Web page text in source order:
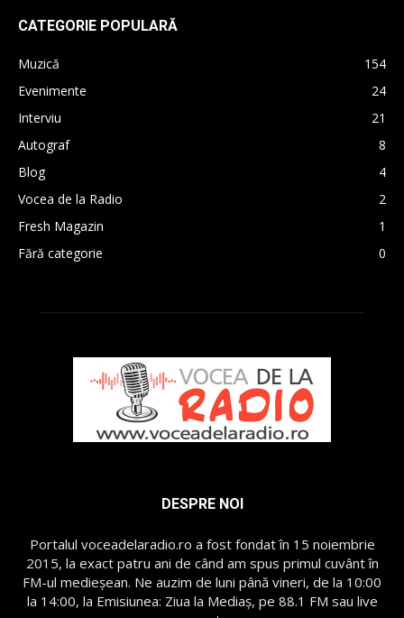
CATEGORIE POPULARĂ
Muzică
154
Evenimente
24
Interviu
21
Autograf
8
Blog
4
Vocea de la Radio
2
Fresh Magazin
1
Fără categorie
0
DESPRE NOI
Portalul voceadelaradio.ro a fost fondat în 15 noiembrie
2015, la exact patru ani de când am spus primul cuvânt în
FM-ul medieșean. Ne auzim de luni până vineri, de la 10:00
la 14:00, la Emisiunea: Ziua la Mediaș, pe 88.1 FM sau live